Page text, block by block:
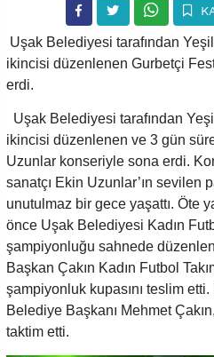
Uşak Belediyesi tarafından
ikincisi düzenlenen Gurbetçi
erdi.
Uşak Belediyesi tarafından
ikincisi düzenlenen ve 3 gün
Uzunlar konseriyle sona erdi.
sanatçı Ekin Uzunlar’ın sevilen
unutulmaz bir gece yaşattı. Öte
önce Uşak Belediyesi Kadın
şampiyonluğu sahnede
Başkan Çakın Kadın Futbol
şampiyonluk kupasını teslim
Belediye Başkanı Mehmet
taktim etti.